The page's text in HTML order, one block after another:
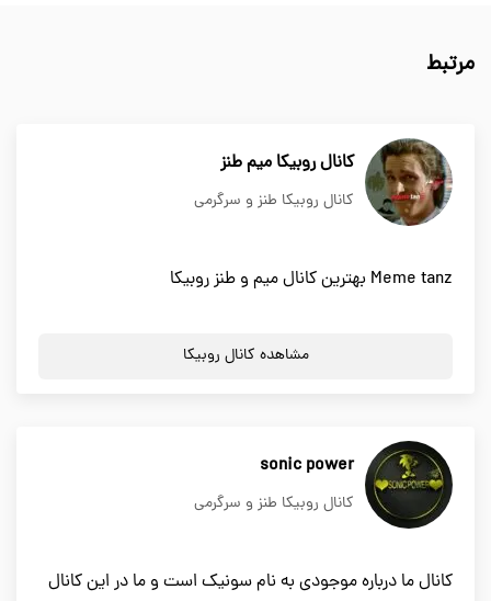
مرتبط
کانال روبیکا میم طنز
کانال روبیکا طنز و سرگرمی
Meme tanz بهترین کانال میم و طنز روبیکا
مشاهده کانال روبیکا
sonic power
کانال روبیکا طنز و سرگرمی
کانال ما درباره موجودی به نام سونیک است و ما در این کانال